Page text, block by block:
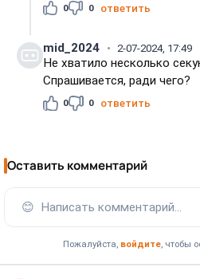
0 0 ответить
mid_2024 2-07-2024, 17:49
Не хватило несколько
Спрашивается, ради чего?
0 0 ответить
Оставить комментарий
😊 Написать комментарий...
Пожалуйста, войдите, чтобы